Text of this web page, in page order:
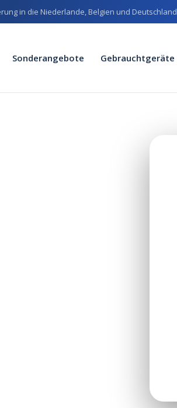
in die Niederlande, Belgien und Deutschland
Sonderangebote Gebrauchtgeräte